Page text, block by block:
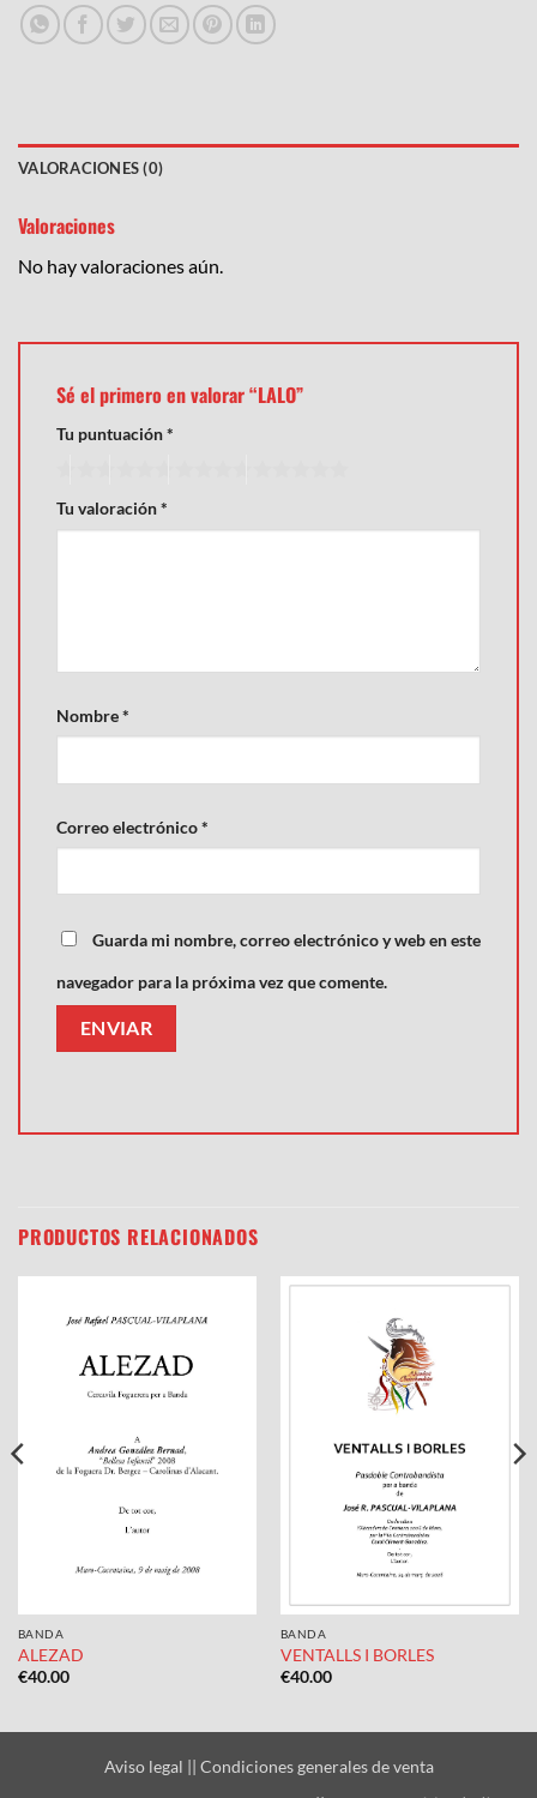
VALORACIONES (0)
Valoraciones
No hay valoraciones aún.
Sé el primero en valorar “LALO”
Tu puntuación*
Tu valoración*
Nombre*
Correo electrónico*
Guarda mi nombre, correo electrónico y web en este
navegador para la próxima vez que comente.
PRODUCTOS RELACIONADOS
BANDA
ALEZAD
€40.00
BANDA
VENTALLS I BORLES
€40.00
Aviso legal || Condiciones generales de venta